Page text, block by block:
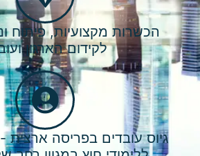
הכשרות מקצועיות, פיתוח
לקידום הארגון
גיוס עובדים בפריסה ארצית -